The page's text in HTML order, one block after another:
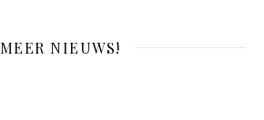
MEER NIEUWS!